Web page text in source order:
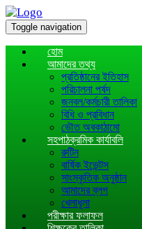
Toggle navigation
হোম
আমাদের তথ্য
প্রতিষ্ঠানের ইতিহাস
পরিচালনা পর্ষদ
জনবল/কর্মচারী তালিকা
বিধি ও প্রবিধান
ভৌত অবকাঠামো
সহপাঠক্রমিক কার্যাবলি
রুটিন
বার্ষিক ইভেন্টস
সাংস্কৃতিক অনুষ্ঠান
আমাদের ব্লগ
খেলাধূলা
পরীক্ষার ফলাফল